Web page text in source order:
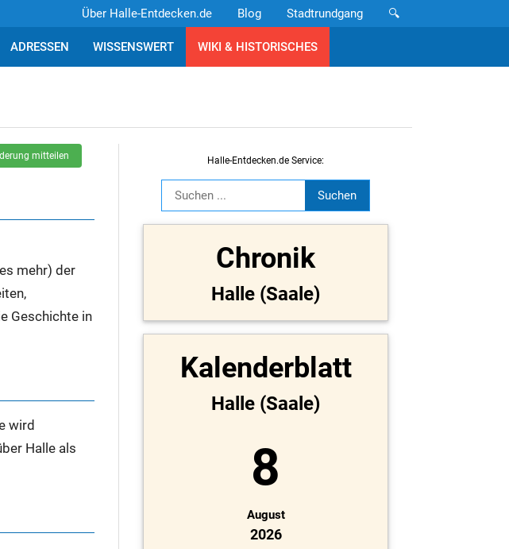
🔍
Stadtrundgang
Blog
Über Halle-Entdecken.de
ADRESSEN WISSENSWERT WIKI & HISTORISCHES
mitteilen
mehr) der
Geschichte in
wird
Halle als
Halle-Entdecken.de Service:
Chronik
Halle (Saale)
Kalenderblatt
Halle (Saale)
8
August
2026